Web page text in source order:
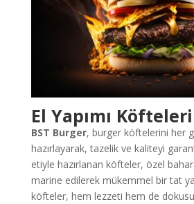
El Yapımı
BST Burger, burger köftelerini her
hazırlayarak, tazelik ve kaliteyi
etiyle hazırlanan köfteler, özel
marine edilerek mükemmel bir tat
köfteler, hem lezzeti hem de